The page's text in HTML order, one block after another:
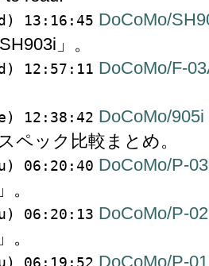
13:16:45 DoCoMo/
」。
12:57:11 DoCoMo/F-
12:38:42 DoCoMo/905i
ペック比較まとめ。
06:20:40 DoCoMo/P-
。
06:20:13 DoCoMo/P-
。
06:19:52 DoCoMo/P-